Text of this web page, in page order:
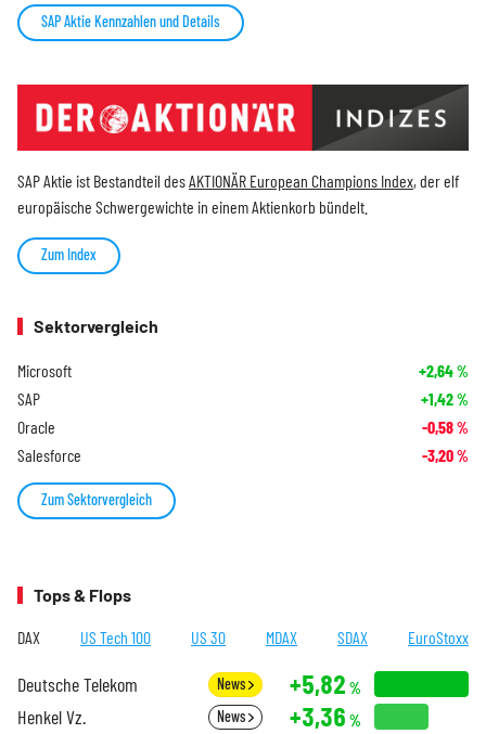
SAP Aktie Kennzahlen und Details
SAP Aktie ist Bestandteil desAKTIONÄR European Champions Index, der elf
europäische Schwergewichte in einem Aktienkorb bündelt.
Zum Index
Sektorvergleich
Microsoft +2,64%
SAP +1,42%
Oracle -0,58%
Salesforce -3,20%
Zum Sektorvergleich
Tops & Flops
DAX US Tech 100 US 30 MDAX SDAX EuroStoxx
Deutsche Telekom News +5,82 %
Henkel Vz. News +3,36 %